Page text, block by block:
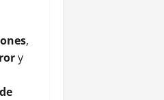
,
y